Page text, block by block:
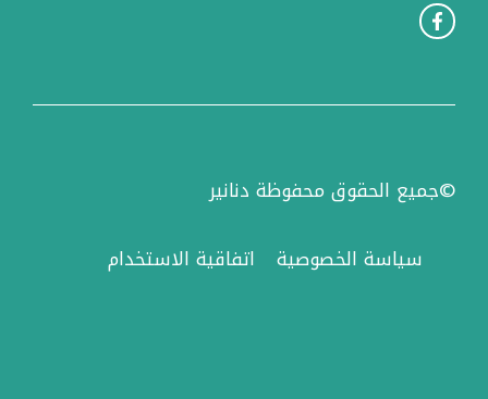
©جميع الحقوق محفوظة دنانير
سياسة الخصوصية
اتفاقية الاستخدام